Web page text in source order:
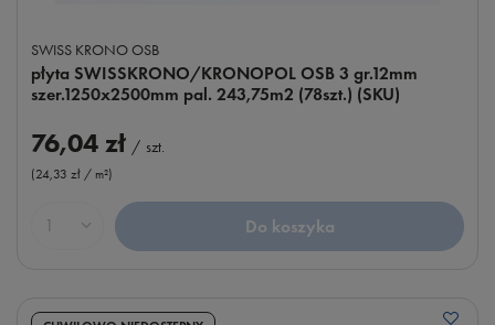
SWISS KRONO OSB
płyta SWISSKRONO/KRONOPOL OSB 3 gr.12mm
szer.1250x2500mm pal. 243,75m2 (78szt.) (SKU)
76,04 zł / szt.
(24,33 zł / m²)
Ilość produktów Do koszyka